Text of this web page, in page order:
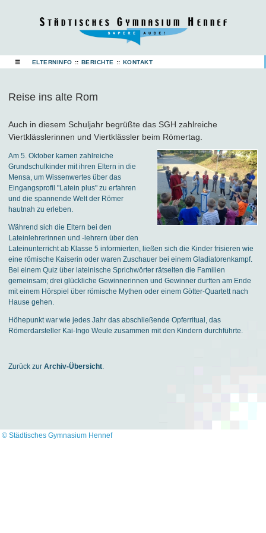
☰ ELTERNINFO :: BERICHTE :: KONTAKT
Reise ins alte Rom
Auch in diesem Schuljahr begrüßte das SGH zahlreiche
Viertklässlerinnen und Viertklässler beim Römertag.
Am 5. Oktober kamen zahlreiche
Grundschulkinder mit ihren Eltern in die
Mensa, um Wissenwertes über das
Eingangsprofil "Latein plus" zu erfahren
und die spannende Welt der Römer
hautnah zu erleben.
Während sich die Eltern bei den
Lateinlehrerinnen und -lehrern über den
Lateinunterricht ab Klasse 5 informierten, ließen sich die Kinder frisieren wie
eine römische Kaiserin oder waren Zuschauer bei einem Gladiatorenkampf.
Bei einem Quiz über lateinische Sprichwörter rätselten die Familien
gemeinsam; drei glückliche Gewinnerinnen und Gewinner durften am Ende
mit einem Hörspiel über römische Mythen oder einem Götter-Quartett nach
Hause gehen.
Höhepunkt war wie jedes Jahr das abschließende Opferritual, das
Römerdarsteller Kai-Ingo Weule zusammen mit den Kindern durchführte.
Zurück zur Archiv-Übersicht
© Städtisches Gymnasium Hennef